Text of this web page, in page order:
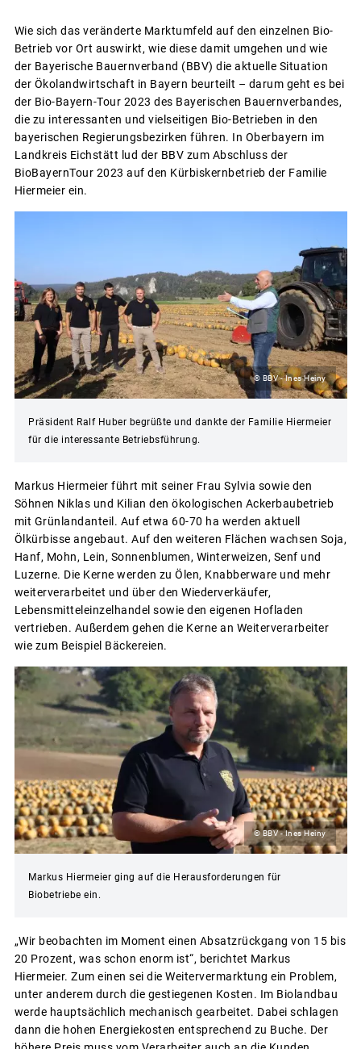
Wie sich das veränderte Marktumfeld auf den einzelnen Bio-
Betrieb vor Ort auswirkt, wie diese damit umgehen und wie
der Bayerische Bauernverband (BBV) die aktuelle Situation
der Ökolandwirtschaft in Bayern beurteilt – darum geht es bei
der Bio-Bayern-Tour 2023 des Bayerischen Bauernverbandes,
die zu interessanten und vielseitigen Bio-Betrieben in den
bayerischen Regierungsbezirken führen. In Oberbayern im
Landkreis Eichstätt lud der BBV zum Abschluss der
BioBayernTour 2023 auf den Kürbiskernbetrieb der Familie
Hiermeier ein.
© BBV - Ines Heiny
Präsident Ralf Huber begrüßte und dankte der Familie Hiermeier
für die interessante Betriebsführung.
Markus Hiermeier führt mit seiner Frau Sylvia sowie den
Söhnen Niklas und Kilian den ökologischen Ackerbaubetrieb
mit Grünlandanteil. Auf etwa 60-70 ha werden aktuell
Ölkürbisse angebaut. Auf den weiteren Flächen wachsen Soja,
Hanf, Mohn, Lein, Sonnenblumen, Winterweizen, Senf und
Luzerne. Die Kerne werden zu Ölen, Knabberware und mehr
weiterverarbeitet und über den Wiederverkäufer,
Lebensmitteleinzelhandel sowie den eigenen Hofladen
vertrieben. Außerdem gehen die Kerne an Weiterverarbeiter
wie zum Beispiel Bäckereien.
© BBV - Ines Heiny
Markus Hiermeier ging auf die Herausforderungen für
Biobetriebe ein.
„Wir beobachten im Moment einen Absatzrückgang von 15 bis
20 Prozent, was schon enorm ist“, berichtet Markus
Hiermeier. Zum einen sei die Weitervermarktung ein Problem,
unter anderem durch die gestiegenen Kosten. Im Biolandbau
werde hauptsächlich mechanisch gearbeitet. Dabei schlagen
dann die hohen Energiekosten entsprechend zu Buche. Der